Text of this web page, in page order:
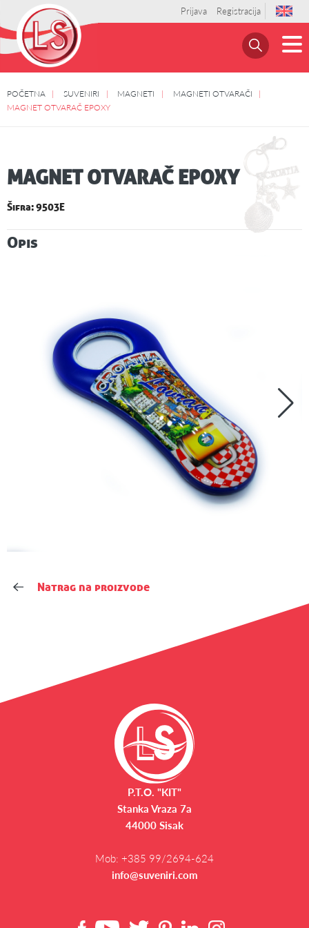
Prijava Registracija
POČETNA SUVENIRI MAGNETI
MAGNETI OTVARAČI
MAGNET OTVARAČ EPOXY
MAGNET OTVARAČ EPOXY
Šifra: 9503E
Opis
Natrag na proizvode
P.T.O. "KIT"
Stanka Vraza 7a
44000 Sisak
Mob: +385 99/2694-624
info@suveniri.com